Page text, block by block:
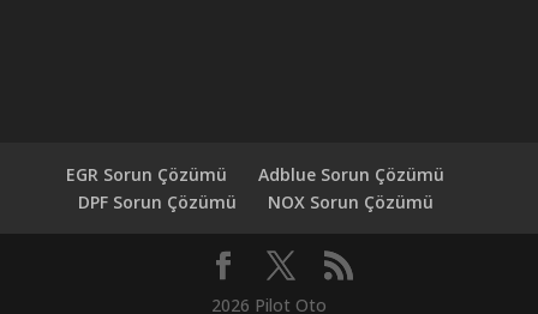
EGR Sorun Çözümü
Adblue Sorun Çözümü
DPF Sorun Çözümü
NOX Sorun Çözümü
2026 Pilot Oto